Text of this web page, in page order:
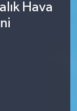
Hava